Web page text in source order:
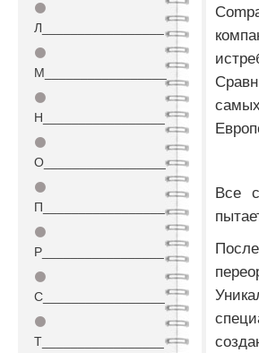
⚫
Л_________________
⚫
М_________________
⚫
Н_________________
⚫
О_________________
⚫
П_________________
⚫
Р_________________
⚫
С_________________
⚫
Т_________________
Все